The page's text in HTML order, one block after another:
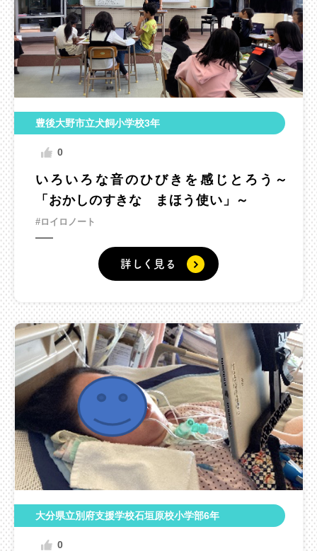
豊後大野市立犬飼小学校3年
0
いろいろな音のひびきを感じとろう～
「おかしのすきな まほう使い」～
#ロイロノート
詳しく見る
大分県立別府支援学校石垣原校小学部6年
0